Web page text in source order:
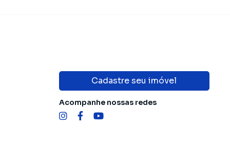
Cadastre seu imóvel
Acompanhe nossas redes